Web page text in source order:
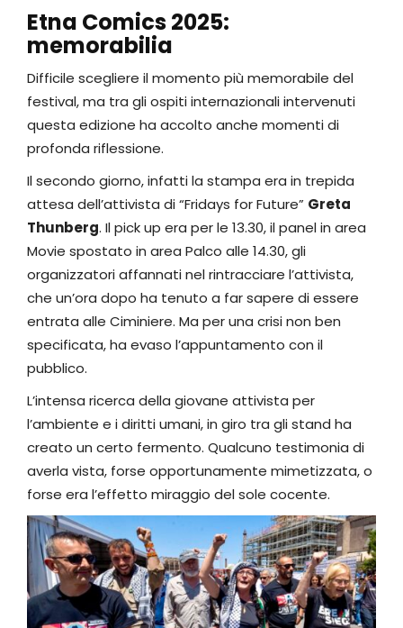
Etna Comics 2025:
memorabilia
Difficile scegliere il momento più memorabile del
festival, ma tra gli ospiti internazionali intervenuti
questa edizione ha accolto anche momenti di
profonda riflessione.
Il secondo giorno, infatti la stampa era in trepida
attesa dell’attivista di “Fridays for Future” Greta
Thunberg. Il pick up era per le 13.30, il panel in area
Movie spostato in area Palco alle 14.30, gli
organizzatori affannati nel rintracciare l’attivista,
che un’ora dopo ha tenuto a far sapere di essere
entrata alle Ciminiere. Ma per una crisi non ben
specificata, ha evaso l’appuntamento con il
pubblico.
L’intensa ricerca della giovane attivista per
l’ambiente e i diritti umani, in giro tra gli stand ha
creato un certo fermento. Qualcuno testimonia di
averla vista, forse opportunamente mimetizzata, o
forse era l’effetto miraggio del sole cocente.